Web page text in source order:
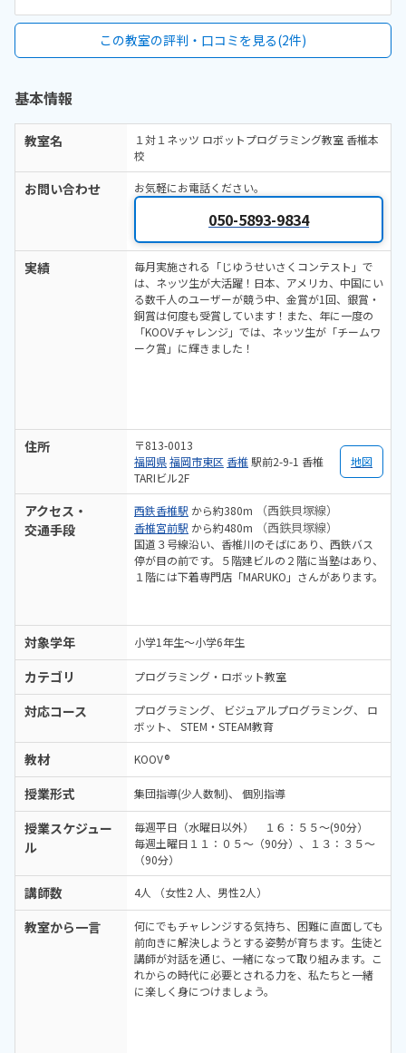
がないのが気になる。一時駐車もしづらそうでした。塾内なので、個
と思いました。受講利用は妥当かと思いますが、システム使用料やレ
ンタル料が教材費ない代わり発生する。2年くらい通学するなら教材購
スに合わせて進めてもらいよかって。スタッフの方や講師の方の印象
この教室の評判・口コミを見る(2件)
基本情報
教室名
１対１ネッツ ロボットプログラミング教室 香椎本
校
お問い合わせ お気軽にお電話ください。
050-5893-9834
実績
毎月実施される「じゆうせいさくコンテスト」で
は、ネッツ生が大活躍！日本、アメリカ、中国にい
る数千人のユーザーが競う中、金賞が1回、銀賞・
銅賞は何度も受賞しています！また、年に一度の
「KOOVチャレンジ」では、ネッツ生が「チームワ
ーク賞」に輝きました！
住所
〒813-0013
福岡県福岡市東区 香椎 駅前2-9-1 香椎
TARIビル2F
地図
アクセス・
交通手段
西鉄香椎駅 から約380m （西鉄貝塚線）
香椎宮前駅 から約480m （西鉄貝塚線）
国道３号線沿い、香椎川のそばにあり、西鉄バス
停が目の前です。５階建ビルの２階に当塾はあり、
１階には下着専門店「MARUKO」さんがあります。
対象学年 小学1年生～小学6年生
カテゴリ プログラミング・ロボット教室
対応コース プログラミング ビジュアルプログラミング
ロ
ボット
STEM・STEAM教育
教材 KOOV®
授業形式 集団指導(少人数制) 個別指導
授業スケジュー
ル
毎週平日（水曜日以外） １６：５５～(90分）
毎週土曜日１１：０５～（90分）、１３：３５～
（90分）
講師数 4人 （女性2 人、男性2人）
教室から一言
何にでもチャレンジする気持ち、困難に直面しても
前向きに解決しようとする姿勢が育ちます。生徒と
講師が対話を通じ、一緒になって取り組みます。こ
れからの時代に必要とされる力を、私たちと一緒
に楽しく身につけましょう。